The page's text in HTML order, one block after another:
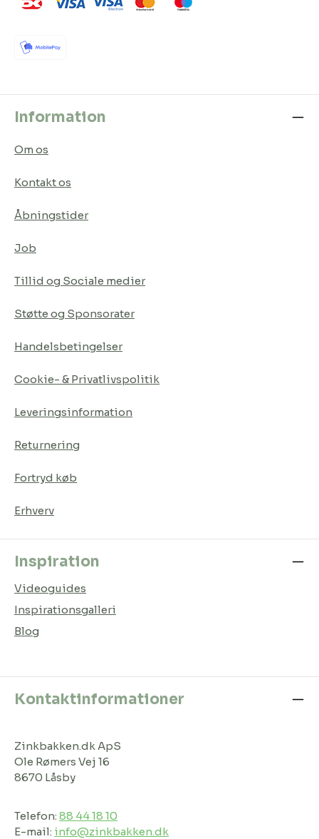
Information
Om os
Kontakt os
Åbningstider
Job
Tillid og Sociale medier
Støtte og Sponsorater
Handelsbetingelser
Cookie- & Privatlivspolitik
Leveringsinformation
Returnering
Fortryd køb
Erhverv
Inspiration
Videoguides
Inspirationsgalleri
Blog
Kontaktinformationer
Zinkbakken.dk ApS
Ole Rømers Vej 16
8670 Låsby
Telefon: 88 44 18 10
E-mail: info@zinkbakken.dk